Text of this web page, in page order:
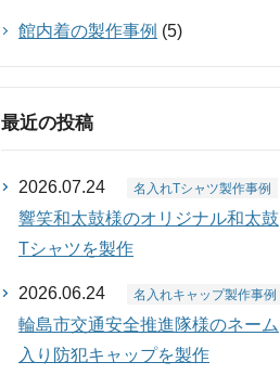
館内着の製作事例 (5)
最近の投稿
2026.07.24 名入れTシャツ製作事例
響笑和太鼓様のオリジナル和太鼓
Tシャツを製作
2026.06.24 名入れキャップ製作事例
輪島市交通安全推進隊様のネーム
入り防犯キャップを製作